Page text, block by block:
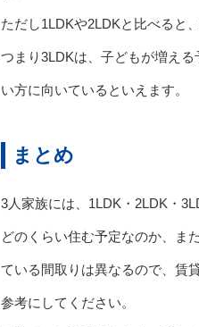
ただし1LDKや2LDKと比べると
つまり3LDKは、子どもが増え
い方に向いているといえます。
まとめ
3人家族には、1LDK・2LDK・
どのくらい住む予定なのか、ま
ている間取りは異なるので、賃
参考にしてください。